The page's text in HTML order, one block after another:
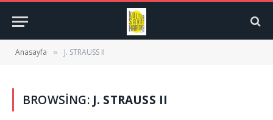
Anasayfa » J. STRAUSS II
BROWSING: J. STRAUSS II